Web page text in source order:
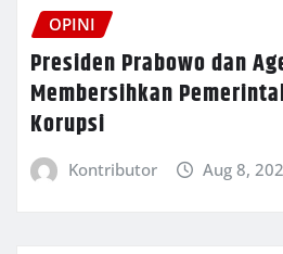
OPINI
Presiden Prabowo dan
Membersihkan
Korupsi
Kontributor Aug 8,